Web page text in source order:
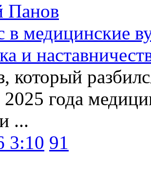
Панов
в медицинские
и
который
года
...
3:10 91